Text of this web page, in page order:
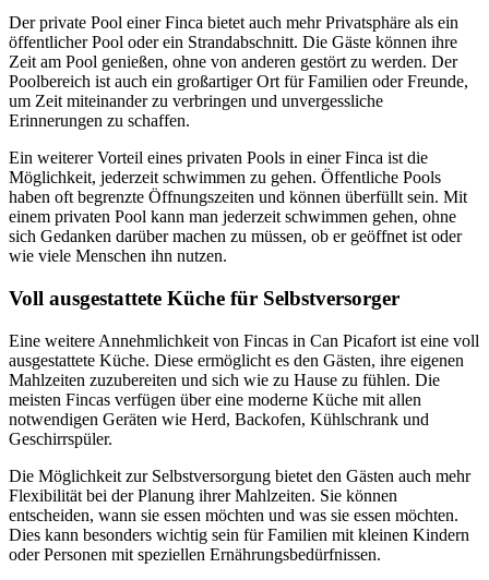
Der private Pool einer Finca bietet auch mehr Privatsphäre als ein
öffentlicher Pool oder ein Strandabschnitt. Die Gäste können ihre
Zeit am Pool genießen, ohne von anderen gestört zu werden. Der
Poolbereich ist auch ein großartiger Ort für Familien oder Freunde,
um Zeit miteinander zu verbringen und unvergessliche
Erinnerungen zu schaffen.
Ein weiterer Vorteil eines privaten Pools in einer Finca ist die
Möglichkeit, jederzeit schwimmen zu gehen. Öffentliche Pools
haben oft begrenzte Öffnungszeiten und können überfüllt sein. Mit
einem privaten Pool kann man jederzeit schwimmen gehen, ohne
sich Gedanken darüber machen zu müssen, ob er geöffnet ist oder
wie viele Menschen ihn nutzen.
Voll ausgestattete Küche für Selbstversorger
Eine weitere Annehmlichkeit von Fincas in Can Picafort ist eine voll
ausgestattete Küche. Diese ermöglicht es den Gästen, ihre eigenen
Mahlzeiten zuzubereiten und sich wie zu Hause zu fühlen. Die
meisten Fincas verfügen über eine moderne Küche mit allen
notwendigen Geräten wie Herd, Backofen, Kühlschrank und
Geschirrspüler.
Die Möglichkeit zur Selbstversorgung bietet den Gästen auch mehr
Flexibilität bei der Planung ihrer Mahlzeiten. Sie können
entscheiden, wann sie essen möchten und was sie essen möchten.
Dies kann besonders wichtig sein für Familien mit kleinen Kindern
oder Personen mit speziellen Ernährungsbedürfnissen.